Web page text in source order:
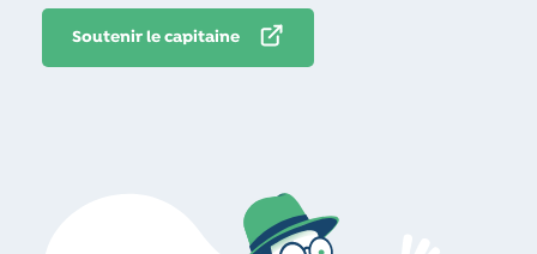
Soutenir le capitaine